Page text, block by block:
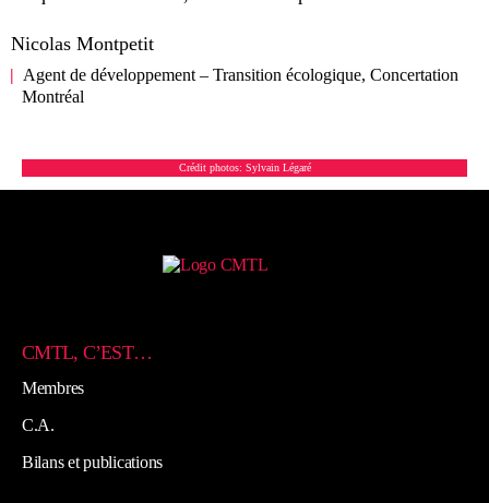
Nicolas Montpetit
Agent de développement – Transition écologique, Concertation
Montréal
Crédit photos: Sylvain Légaré
CMTL, C’EST…
Membres
C.A.
Bilans et publications